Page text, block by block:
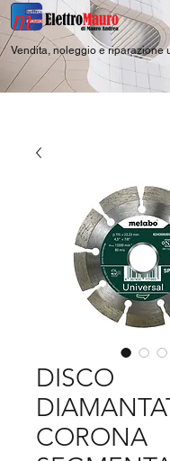
Vendita, noleggio e riparazione
DISCO
CORONA